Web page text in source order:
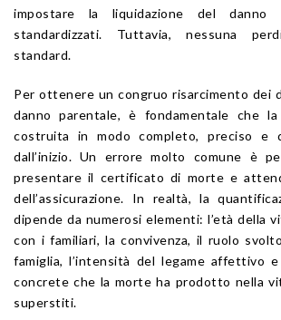
impostare la liquidazione del danno
standardizzati. Tuttavia, nessuna
standard.
Per ottenere un congruo risarcimento dei
danno parentale, è fondamentale che
costruita in modo completo, preciso e
dall’inizio. Un errore molto comune è
presentare il certificato di morte e
dell’assicurazione. In realtà, la
dipende da numerosi elementi: l’età della
con i familiari, la convivenza, il ruolo
famiglia, l’intensità del legame affettivo
concrete che la morte ha prodotto nella
superstiti.